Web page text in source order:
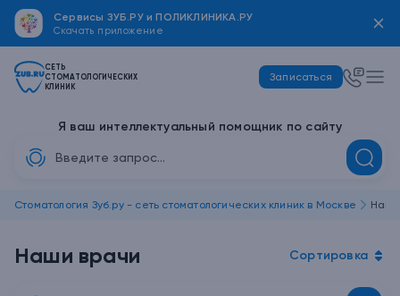
Сервисы ЗУБ.РУ и ПОЛИКЛИНИКА.РУ
Скачать приложение
СЕТЬ
СТОМАТОЛОГИЧЕСКИХ
КЛИНИК
Записаться
Я ваш интеллектуальный помощник по сайту
Стоматология Зуб.ру - сеть стоматологических клиник в Москве
Наши врачи Сортировка